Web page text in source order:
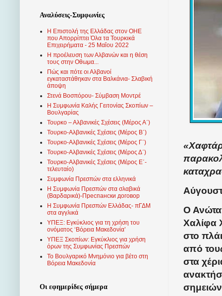
Ο
Χαλίφα
στο
από
στα
Αναλύσεις-Συμφωνίες
Η Επιστολή της Ελλάδας στον ΟΗΕ
που Απορρίπτει Όλα τα Τουρκικά
Επιχειρήματα - 25 Μαΐου 2022
Η προέλευση των Αλβανών και η θέση
τους στην Οθωμα...
Πώς και πότε οι Αλβανοί
εγκαταστάθηκαν στα Βαλκάνια- Σλαβική
άποψη
Στενά Βοσπόρου- Σύμβαση Μοντρέ
Η Συμφωνία Καλής Γειτονίας Σκοπίων –
Βουλγαρίας
Τουρκο – Αλβανικές Σχέσεις (Mέρος Α΄)
Τουρκο-Αλβανικές Σχέσεις (Μέρος Β΄)
Τουρκο-Αλβανικές Σχέσεις (Μέρος Γ΄)
Τουρκο-Αλβανικές Σχέσεις (Μέρος Δ΄)
Τουρκο-Αλβανικές Σχέσεις (Μέρος Ε΄-
τελευταίο)
Συμφωνία Πρεσπών στα ελληνικά
Η Συμφωνία Πρεσπών στα σλαβικά
(Βαρδαρικά)-Преспански договор
Η Συμφωνία Πρεσπών Ελλάδας- πΓΔΜ
στα αγγλικά
ΥΠΕΞ: Εγκύκλιος για τη χρήση του
ονόματος ‘Βόρεια Μακεδονία’
ΥΠΕΞ Σκοπίων: Εγκύκλιος για χρήση
όρων της Συμφωνίας Πρεσπών
Το Βουλγαρικό Μνημόνιο για βέτο στη
Βόρεια Μακεδονία
Οι εφημερίδες σήμερα